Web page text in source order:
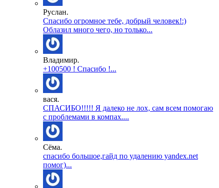
Руслан.
Спасибо огромное тебе, добрый человек!:)
Облазил много чего, но только...
Владимир.
+100500 ! Спасибо !...
вася.
СПАСИБО!!!!! Я далеко не лох, сам всем помогаю
с проблемами в компах....
Сёма.
спасибо большое,гайд по удалению yandex.net
помог)...